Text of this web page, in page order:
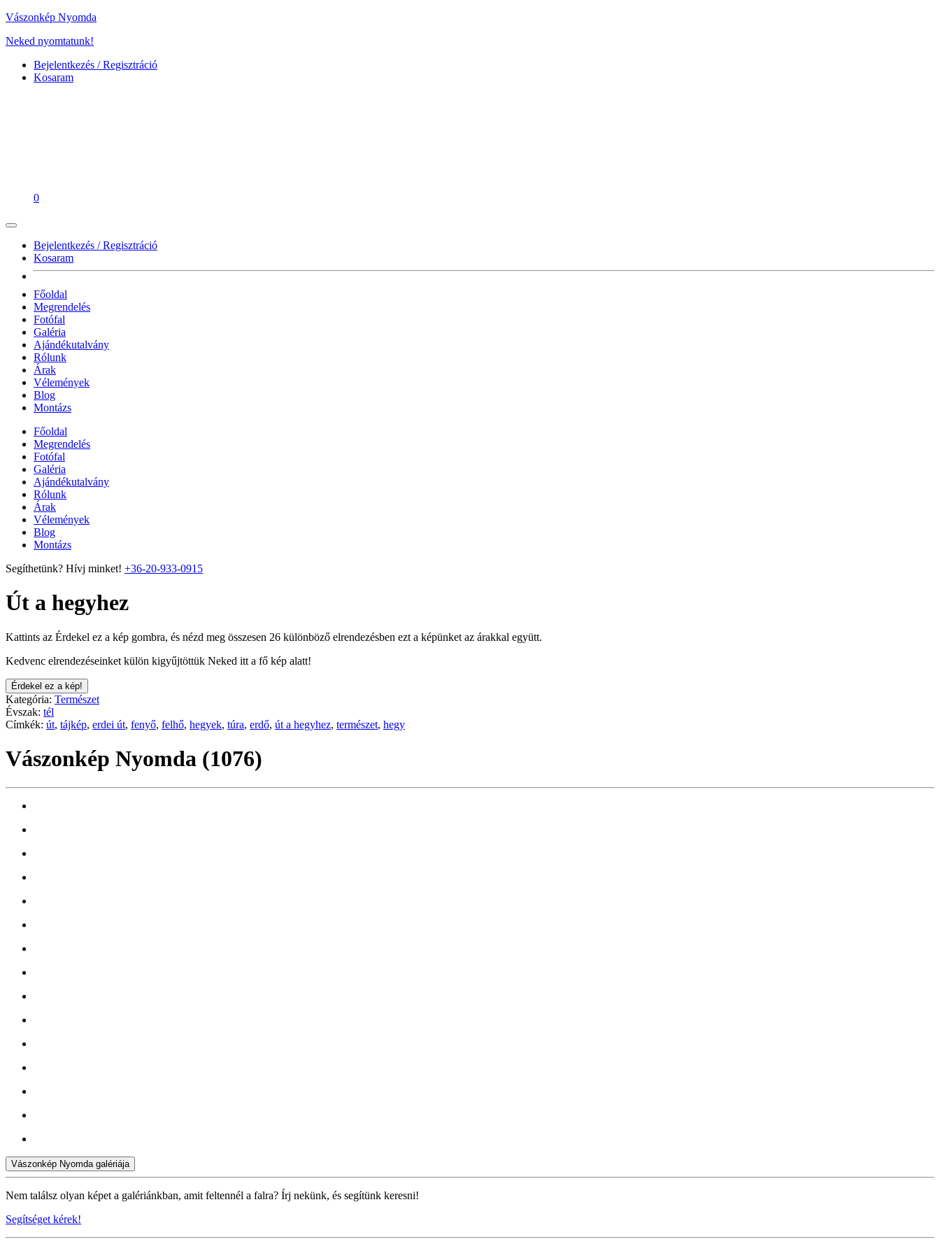
Vászonkép Nyomda
Neked nyomtatunk!
Bejelentkezés / Regisztráció
Kosaram
0
Bejelentkezés / Regisztráció
Kosaram
Főoldal
Megrendelés
Fotófal
Galéria
Ajándékutalvány
Rólunk
Árak
Vélemények
Blog
Montázs
Főoldal
Megrendelés
Fotófal
Galéria
Ajándékutalvány
Rólunk
Árak
Vélemények
Blog
Montázs
Segíthetünk? Hívj minket! +36-20-933-0915
Út a hegyhez
Kattints az Érdekel ez a kép gombra, és nézd meg összesen 26 különböző elrendezésben ezt a képünket az árakkal együtt.
Kedvenc elrendezéseinket külön kigyűjtöttük Neked itt a fő kép alatt!
Érdekel ez a kép!
Kategória: Természet
Évszak: tél
Címkék: út, tájkép, erdei út, fenyő, felhő, hegyek, túra, erdő, út a hegyhez, természet, hegy
Vászonkép Nyomda (1076)
Vászonkép Nyomda galériája
Nem találsz olyan képet a galériánkban, amit feltennél a falra? Írj nekünk, és segítünk keresni!
Segítséget kérek!